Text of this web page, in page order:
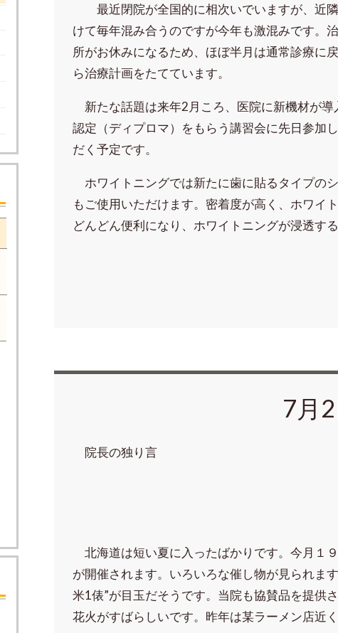
最近閉院が全国的に相次いでいますが、近
けて毎年混み合うのですが今年も激混みです。
所がお休みになるため、ほぼ半月は通常診療に
ら治療計画をたてています。
新たな話題は来年2月ころ、医院に新機材が導
認定（ディプロマ）をもらう講習会に先日参加
だく予定です。
ホワイトニングでは新たに歯に貼るタイプの
もご使用いただけます。密着度が高く、ホワイ
どんどん便利になり、ホワイトニングが浸透す
7月2
院長の独り言
北海道は短い夏に入ったばかりです。今月１
が開催されます。いろいろな催し物が見られま
米1俵”が目玉だそうです。当院も協賛品を提
花火がすばらしいです。昨年は某ラーメン店近